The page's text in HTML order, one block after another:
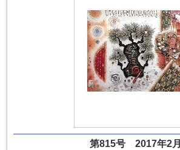
第815号 2017年2月